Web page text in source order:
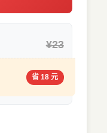
¥23
省 18 元